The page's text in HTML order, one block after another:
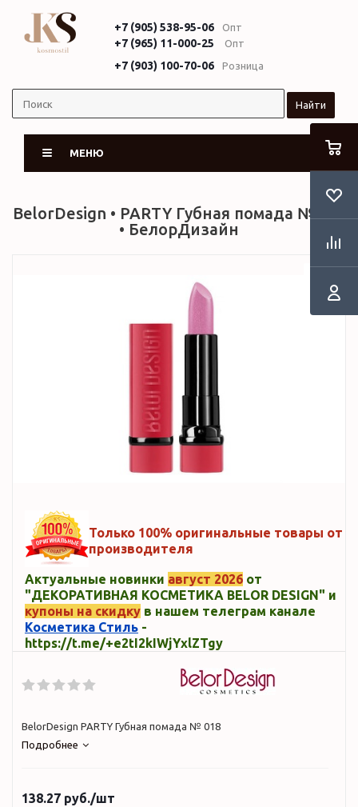
+7 (905) 538-95-06 Опт
+7 (965) 11-000-25 Опт
+7 (903) 100-70-06 Розница
Найти
МЕНЮ
BelorDesign • PARTY Губная помада № 018
• БелорДизайн
Только 100% оригинальные товары от
производителя
Актуальные новинки август 2026 от
"ДЕКОРАТИВНАЯ КОСМЕТИКА BELOR DESIGN" и
купоны на скидку в нашем телеграм канале
Косметика Стиль -
https://t.me/+e2tI2kIWjYxlZTgy
BelorDesign PARTY Губная помада № 018
Подробнее
138.27 руб./шт